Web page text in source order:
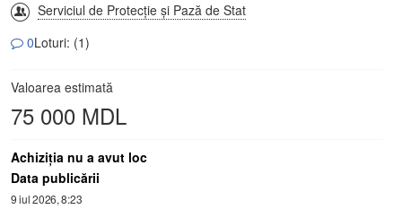
Serviciul de Protecție și Pază de Stat
0Loturi: (1)
Valoarea estimată
75 000 MDL
Achiziţia nu a avut loc
Data publicării
9 iul 2026, 8:23